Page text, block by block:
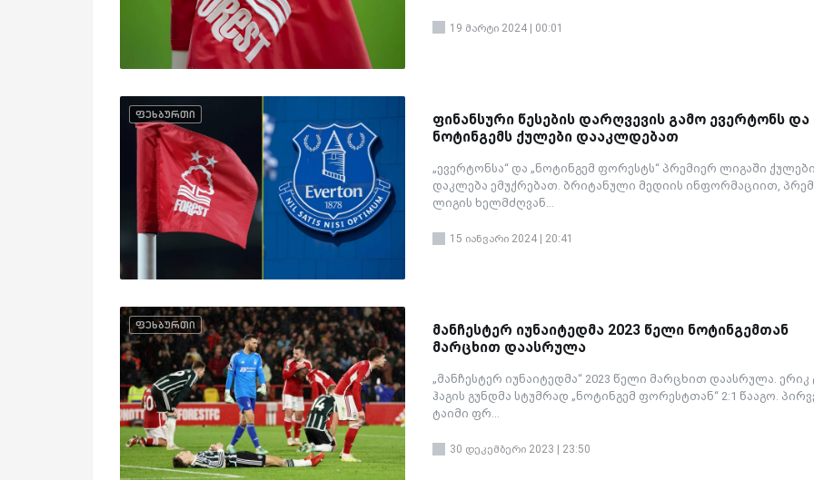
19 მარტი 2024 | 00:01
ფეხბურთი
ფინანსური წესების დარღვევის გამო ევერტონს და
ნოტინგემს ქულები დააკლდებათ
„ევერტონსა“ და „ნოტინგემ ფორესტს“ პრემიერ ლიგაში
დაკლება ემუქრებათ. ბრიტანული მედიის ინფორმაციით,
ლიგის ხელმძღვან...
15 იანვარი 2024 | 20:41
ფეხბურთი
მანჩესტერ იუნაიტედმა 2023 წელი ნოტინგემთან
მარცხით დაასრულა
„მანჩესტერ იუნაიტედმა“ 2023 წელი მარცხით დაასრულა. ერიკ
ჰაგის გუნდმა სტუმრად „ნოტინგემ ფორესტთან“ 2:1 წააგო.
ტაიმი ფრ...
30 დეკემბერი 2023 | 23:50